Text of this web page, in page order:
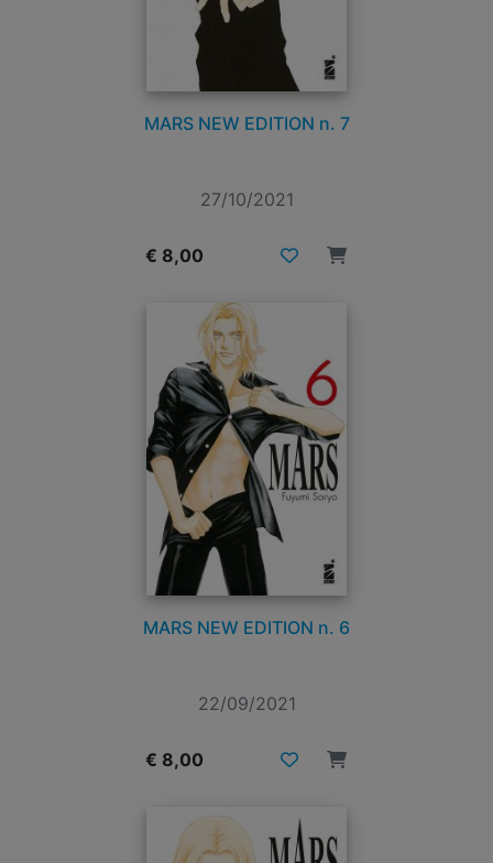
MARS NEW EDITION n. 7
27/10/2021
€ 8,00
MARS NEW EDITION n. 6
22/09/2021
€ 8,00